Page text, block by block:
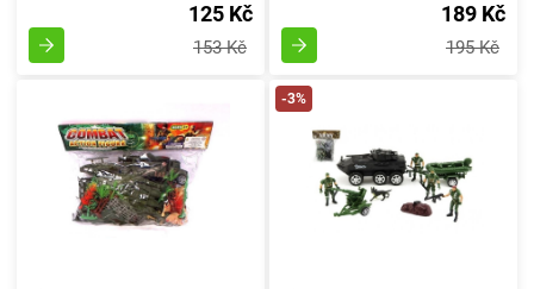
125 Kč
153 Kč
189 Kč
195 Kč
-3%